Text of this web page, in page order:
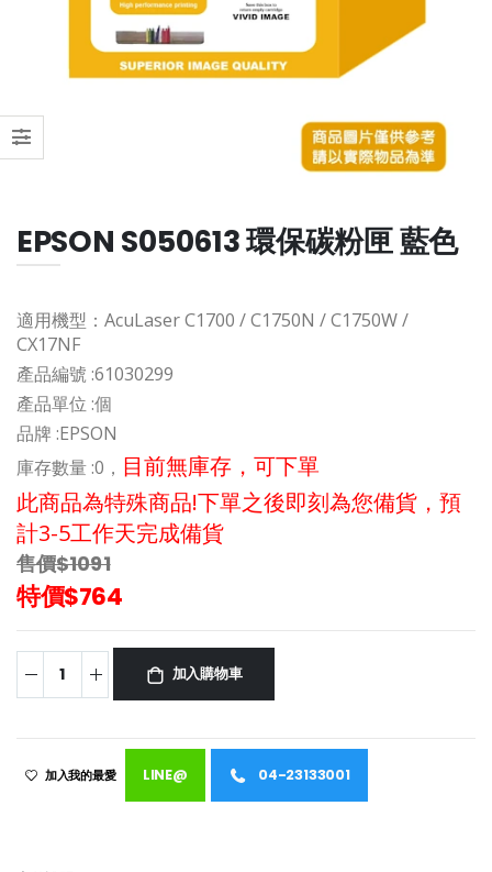
EPSON S050613 環保碳粉匣 藍色
適用機型：AcuLaser C1700 / C1750N / C1750W /
CX17NF
產品編號 :61030299
產品單位 :個
品牌 :EPSON
庫存數量 :0， 目前無庫存，可下單
此商品為特殊商品!下單之後即刻為您備貨，預
計3-5工作天完成備貨
售價$1091
特價$764
加入購物車
加入我的最愛 LINE@ 04-23133001